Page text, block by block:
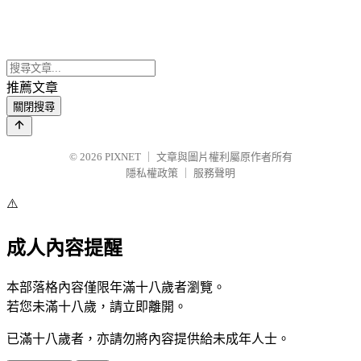
推薦文章
關閉搜尋
© 2026 PIXNET
文章與圖片權利屬原作者所有
隱私權政策
服務聲明
⚠️
成人內容提醒
本部落格內容僅限年滿十八歲者瀏覽。
若您未滿十八歲，請立即離開。
已滿十八歲者，亦請勿將內容提供給未成年人士。